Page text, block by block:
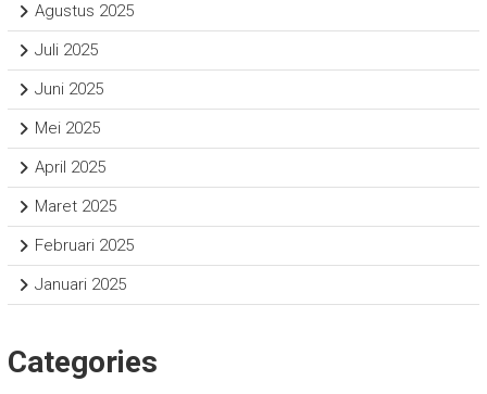
Agustus 2025
Juli 2025
Juni 2025
Mei 2025
April 2025
Maret 2025
Februari 2025
Januari 2025
Categories